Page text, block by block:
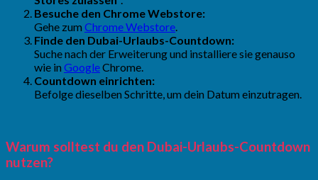
Besuche den Chrome Webstore:
Gehe zum Chrome Webstore.
Finde den Dubai-Urlaubs-Countdown:
Suche nach der Erweiterung und installiere sie genauso
wie in GoogleChrome.
Countdown einrichten:
Befolge dieselben Schritte, um dein Datum einzutragen.
Warum solltest du den Dubai-Urlaubs-Countdown
nutzen?